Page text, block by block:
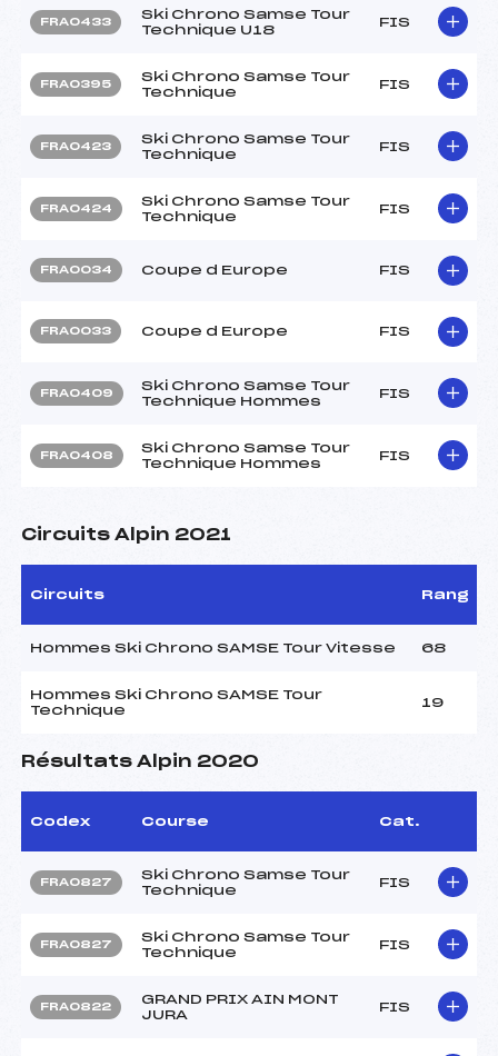
FRA0433
Ski Chrono Samse Tour
Technique U18
FIS
FRA0395
Ski Chrono Samse Tour
Technique
FIS
FRA0423
Ski Chrono Samse Tour
Technique
FIS
FRA0424
Ski Chrono Samse Tour
Technique
FIS
FRA0034 Coupe d Europe FIS
FRA0033 Coupe d Europe FIS
FRA0409
Ski Chrono Samse Tour
Technique Hommes
FIS
FRA0408
Ski Chrono Samse Tour
Technique Hommes
FIS
Circuits Alpin 2021
Circuits Rang
Hommes Ski Chrono SAMSE Tour Vitesse 68
Hommes Ski Chrono SAMSE Tour
Technique
19
Résultats Alpin 2020
Codex Course Cat.
FRA0827
Ski Chrono Samse Tour
Technique
FIS
FRA0827
Ski Chrono Samse Tour
Technique
FIS
FRA0822
GRAND PRIX AIN MONT
JURA
FIS